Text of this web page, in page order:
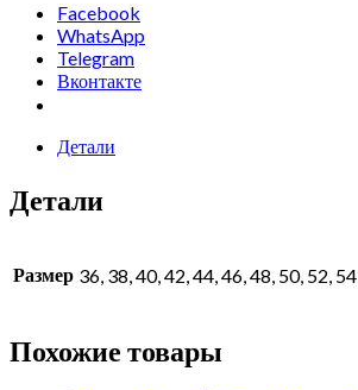
Facebook
WhatsApp
Telegram
Вконтакте
Детали
Детали
Размер 36, 38, 40, 42, 44, 46, 48, 50, 52, 54
Похожие товары